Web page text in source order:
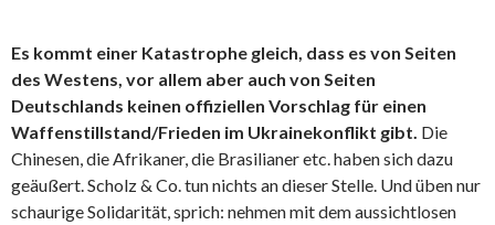
Es kommt einer Katastrophe gleich, dass es von Seiten
des Westens, vor allem aber auch von Seiten
Deutschlands keinen offiziellen Vorschlag für einen
Waffenstillstand/Frieden im Ukrainekonflikt gibt. Die
Chinesen, die Afrikaner, die Brasilianer etc. haben sich dazu
geäußert. Scholz & Co. tun nichts an dieser Stelle. Und üben nur
schaurige Solidarität, sprich: nehmen mit dem aussichtlosen